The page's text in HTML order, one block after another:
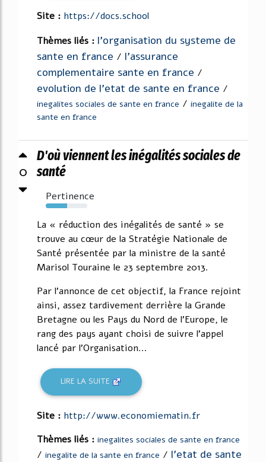
Site : https://docs.school
Thèmes liés : l'organisation du systeme de
sante en france / l'assurance
complementaire sante en france /
evolution de l'etat de sante en france /
inegalites sociales de sante en france / inegalite de la
sante en france
0
D'où viennent les inégalités sociales de
santé
Pertinence
52%
La « réduction des inégalités de santé » se
trouve au cœur de la Stratégie Nationale de
Santé présentée par la ministre de la santé
Marisol Touraine le 23 septembre 2013.
Par l'annonce de cet objectif, la France rejoint
ainsi, assez tardivement derrière la Grande
Bretagne ou les Pays du Nord de l'Europe, le
rang des pays ayant choisi de suivre l'appel
lancé par l'Organisation...
LIRE LA SUITE
Site : http://www.economiematin.fr
Thèmes liés : inegalites sociales de sante en france
/ inegalite de la sante en france / l'etat de sante